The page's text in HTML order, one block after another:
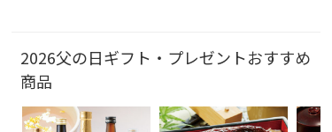
2026父の日ギフト・プレゼントおすすめ
商品